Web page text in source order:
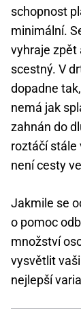
schopnost
minimální.
vyhraje zpět
scestný. V
dopadne
nemá jak
zahnán do
roztáčí stále
není cesty
Jakmile se
o pomoc
množství
vysvětlit
nejlepší